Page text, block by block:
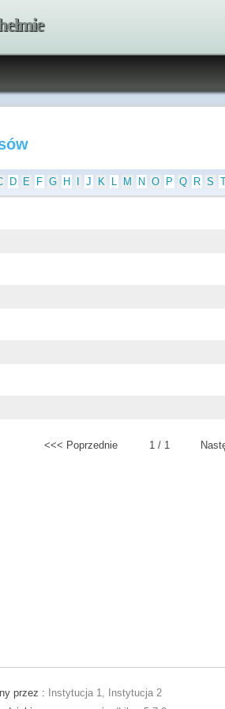
D E F G H J K L M N O P Q R S
<<< Poprzednie 1 / 1
przez :
Instytucja 1, Instytucja 2